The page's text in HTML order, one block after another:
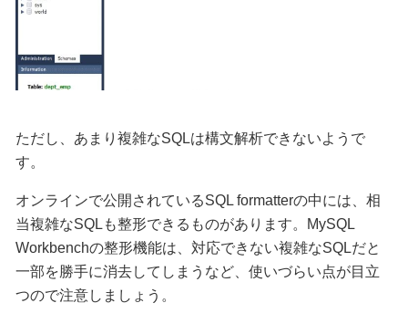
ただし、あまり複雑なSQLは構文解析できないようで
す。
オンラインで公開されているSQL formatterの中には、相
当複雑なSQLも整形できるものがあります。MySQL
Workbenchの整形機能は、対応できない複雑なSQLだと
一部を勝手に消去してしまうなど、使いづらい点が目立
つので注意しましょう。